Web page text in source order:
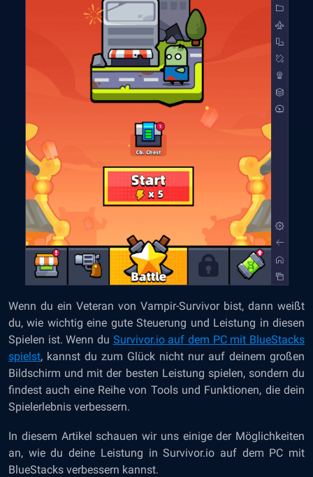
Wenn du ein Veteran von Vampir-Survivor bist, dann weißt
du, wie wichtig eine gute Steuerung und Leistung in diesen
Spielen ist. Wenn du Survivor.io auf dem PC mit BlueStacks
spielst, kannst du zum Glück nicht nur auf deinem großen
Bildschirm und mit der besten Leistung spielen, sondern du
findest auch eine Reihe von Tools und Funktionen, die dein
Spielerlebnis verbessern.
In diesem Artikel schauen wir uns einige der Möglichkeiten
an, wie du deine Leistung in Survivor.io auf dem PC mit
BlueStacks verbessern kannst.